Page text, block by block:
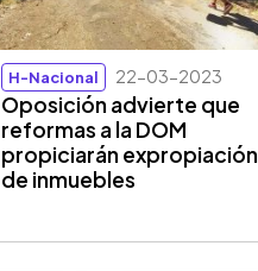
H-Nacional 22-03-2023
Oposición advierte que
reformas a la DOM
propiciarán expropiación
de inmuebles